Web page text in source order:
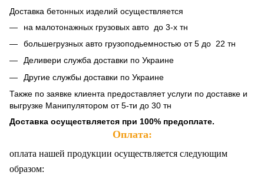
Доставка бетонных изделий осуществляется
на малотонажных грузовых авто до 3-х тн
большегрузных авто грузоподьемностью от 5 до 22 тн
Деливери служба доставки по Украине
Другие службы доставки по Украине
Также по заявке клиента предоставляет услуги по доставке и
выгрузке Манипулятором от 5-ти до 30 тн
Доставка осуществляется при 100% предоплате.
Оплата:
оплата нашей продукции осуществляется следующим
образом: